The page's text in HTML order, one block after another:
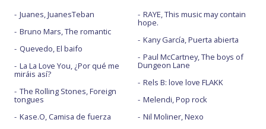
Juanes, JuanesTeban
Bruno Mars, The romantic
Quevedo, El baifo
La La Love You, ¿Por qué me
miráis así?
The Rolling Stones, Foreign
tongues
Kase.O, Camisa de fuerza
RAYE, This music may contain
hope.
Kany García, Puerta abierta
Paul McCartney, The boys of
Dungeon Lane
Rels B: love love FLAKK
Melendi, Pop rock
Nil Moliner, Nexo